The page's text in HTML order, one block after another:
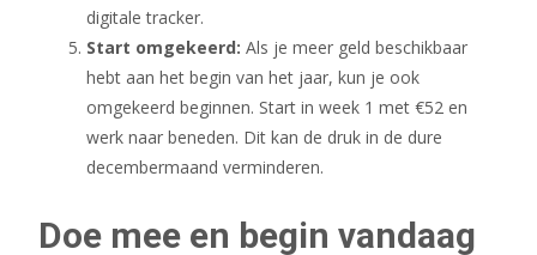
digitale tracker.
Start omgekeerd: Als je meer geld beschikbaar
hebt aan het begin van het jaar, kun je ook
omgekeerd beginnen. Start in week 1 met €52 en
werk naar beneden. Dit kan de druk in de dure
decembermaand verminderen.
Doe mee en begin vandaag